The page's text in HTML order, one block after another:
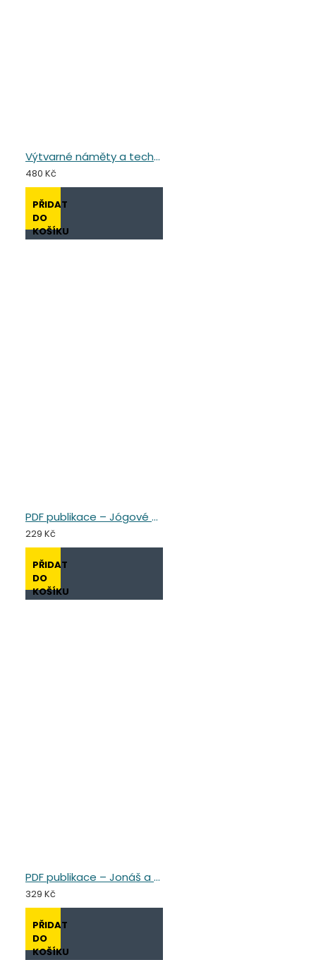
Výtvarné náměty a techniky v předškolním vzdělávání
480 Kč
PŘIDAT
DO
KOŠÍKU
PDF publikace – Jógové pozice pro děti
229 Kč
PŘIDAT
DO
KOŠÍKU
PDF publikace – Jonáš a Nenáš
329 Kč
PŘIDAT
DO
KOŠÍKU